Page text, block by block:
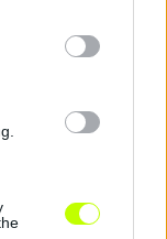
in below Google